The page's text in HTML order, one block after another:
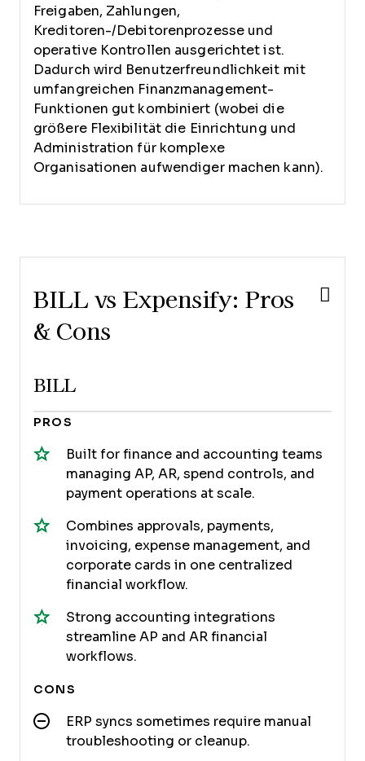
Freigaben, Zahlungen,
Kreditoren-/Debitorenprozesse und
operative Kontrollen ausgerichtet ist.
Dadurch wird Benutzerfreundlichkeit mit
umfangreichen Finanzmanagement-
Funktionen gut kombiniert (wobei die
größere Flexibilität die Einrichtung und
Administration für komplexe
Organisationen aufwendiger machen kann).
BILL vs Expensify: Pros
& Cons
BILL
PROS
Built for finance and accounting teams
managing AP, AR, spend controls, and
payment operations at scale.
Combines approvals, payments,
invoicing, expense management, and
corporate cards in one centralized
financial workflow.
Strong accounting integrations
streamline AP and AR financial
workflows.
CONS
ERP syncs sometimes require manual
troubleshooting or cleanup.